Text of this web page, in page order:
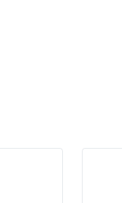
чтобы узнать